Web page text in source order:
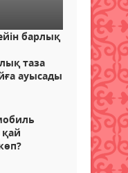
барлық
таза
ауысады
қай